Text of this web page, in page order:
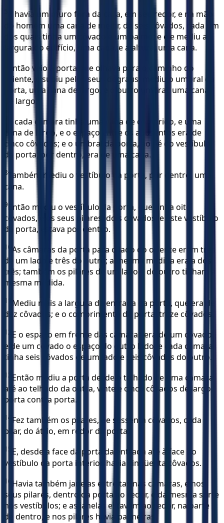
E havia um muro fora da casa, em seu redor, e na mão
do homem uma cana de medir, de seis côvados, cada um
dos quais tinha um côvado e um palmo; e ele mediu a
largura do edifício, uma cana, e a altura, uma cana.
Então veio à porta que olhava para o caminho do
oriente, e subiu pelos seus degraus; mediu o umbral da
porta, uma cana de largo, e o outro umbral, uma cana
de largo.
E cada câmara tinha uma cana de comprido, e uma
cana de largo, e o espaço entre os aposentos era de
cinco côvados; e o umbral da porta, ao pé do vestíbulo
da porta, por dentro, era de uma cana.
8Também mediu o vestíbulo da porta, por dentro, uma
cana.
9
Então mediu o vestíbulo da porta, que tinha oito
côvados, e os seus pilares, dois côvados, e este vestíbulo
da porta, estava por dentro.
10 As câmaras da porta para o lado do oriente eram três
de um lado e três do outro; a mesma medida era a dos
três; também os pilares de um lado e do outro tinham a
mesma medida.
11
Mediu mais a largura da entrada da porta, que era de
dez côvados; e o comprimento da porta, treze côvados.
12 E o espaço em frente das câmaras era de um côvado,
e de um côvado o espaço do outro lado; e cada câmara
tinha seis côvados de um lado e seis côvados do outro.
13 Então mediu a porta desde o telhado de uma câmara
até ao telhado da outra, vinte e cinco côvados de largo,
porta contra porta.
14 Fez também os pilares, de sessenta côvados, cada
pilar, do átrio, em redor da porta.
15 E, desde a face da porta da entrada até à face do
vestíbulo da porta interior, havia cinqüenta côvados.
16 Havia também janelas estreitas nas câmaras, e nos
seus pilares, dentro da porta ao redor, e da mesma sorte
nos vestíbulos; e as janelas estavam ao redor, na parte
de dentro, e nos pilares havia palmeiras.